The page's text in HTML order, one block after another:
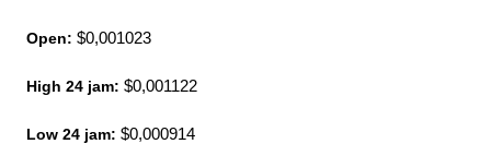
Open: $0,001023
High 24 jam: $0,001122
Low 24 jam: $0,000914